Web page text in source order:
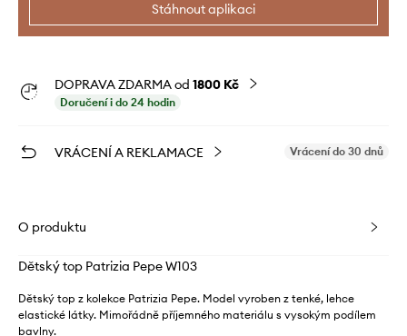
Stáhnout aplikaci
DOPRAVA ZDARMA od 1800 Kč
Doručení i do 24 hodin
VRÁCENÍ A REKLAMACE Vrácení do 30 dnů
O produktu
Dětský top Patrizia Pepe W103
Dětský top z kolekce Patrizia Pepe. Model vyroben z tenké, lehce
elastické látky. Mimořádně příjemného materiálu s vysokým podílem
bavlny.